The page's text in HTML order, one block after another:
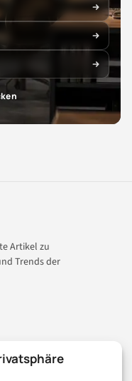
Artikel zu
Trends der